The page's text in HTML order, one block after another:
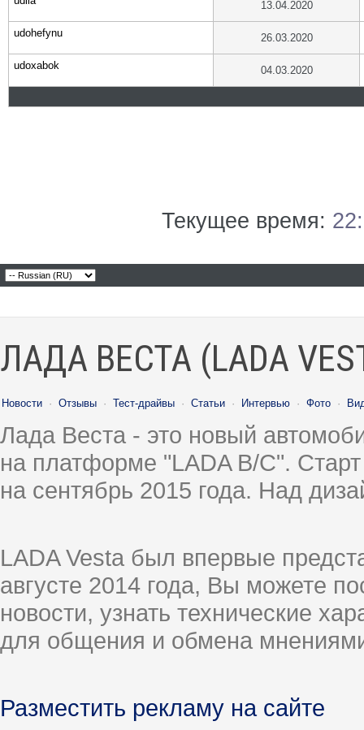
13.04.2020
udohefynu 26.03.2020
udoxabok 04.03.2020
Текущее время:
ЛАДА ВЕСТА (LADA
Новости · Отзывы · Тест-драйвы · Статьи · Интервью · Фото ·
Лада Веста - это новый
на платформе "LADA B/C".
на сентябрь 2015 года. Над
LADA Vesta был впервые
августе 2014 года, Вы можете
новости, узнать технические
для общения и обмена
Разместить рекламу на сайте